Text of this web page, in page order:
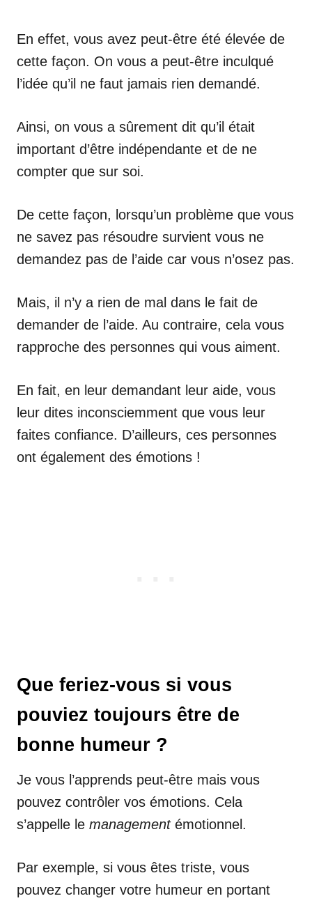
En effet, vous avez peut-être été élevée de
cette façon. On vous a peut-être inculqué
l’idée qu’il ne faut jamais rien demandé.
Ainsi, on vous a sûrement dit qu’il était
important d’être indépendante et de ne
compter que sur soi.
De cette façon, lorsqu’un problème que vous
ne savez pas résoudre survient vous ne
demandez pas de l’aide car vous n’osez pas.
Mais, il n’y a rien de mal dans le fait de
demander de l’aide. Au contraire, cela vous
rapproche des personnes qui vous aiment.
En fait, en leur demandant leur aide, vous
leur dites inconsciemment que vous leur
faites confiance. D’ailleurs, ces personnes
ont également des émotions !
Que feriez-vous si vous
pouviez toujours être de
bonne humeur ?
Je vous l’apprends peut-être mais vous
pouvez contrôler vos émotions. Cela
s’appelle le managementémotionnel.
Par exemple, si vous êtes triste, vous
pouvez changer votre humeur en portant